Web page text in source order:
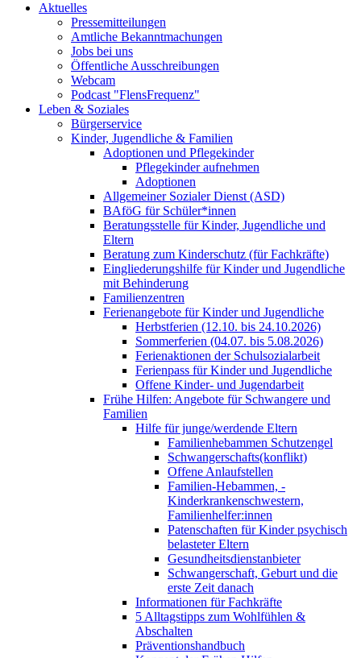
Aktuelles
Pressemitteilungen
Amtliche Bekanntmachungen
Jobs bei uns
Öffentliche Ausschreibungen
Webcam
Podcast "FlensFrequenz"
Leben & Soziales
Bürgerservice
Kinder, Jugendliche & Familien
Adoptionen und Pflegekinder
Pflegekinder aufnehmen
Adoptionen
Allgemeiner Sozialer Dienst (ASD)
BAföG für Schüler*innen
Beratungsstelle für Kinder, Jugendliche und
Eltern
Beratung zum Kinderschutz (für Fachkräfte)
Eingliederungshilfe für Kinder und Jugendliche
mit Behinderung
Familienzentren
Ferienangebote für Kinder und Jugendliche
Herbstferien (12.10. bis 24.10.2026)
Sommerferien (04.07. bis 5.08.2026)
Ferienaktionen der Schulsozialarbeit
Ferienpass für Kinder und Jugendliche
Offene Kinder- und Jugendarbeit
Frühe Hilfen: Angebote für Schwangere und
Familien
Hilfe für junge/werdende Eltern
Familienhebammen Schutzengel
Schwangerschafts(konflikt)
Offene Anlaufstellen
Familien-Hebammen, -
Kinderkrankenschwestern,
Familienhelfer:innen
Patenschaften für Kinder psychisch
belasteter Eltern
Gesundheitsdienstanbieter
Schwangerschaft, Geburt und die
erste Zeit danach
Informationen für Fachkräfte
5 Alltagstipps zum Wohlfühlen &
Abschalten
Präventionshandbuch